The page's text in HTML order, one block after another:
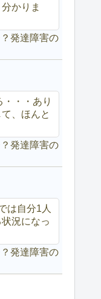
かりま
発達障害の
・・あり
、ほんと
発達障害の
は自分1人
況になっ
発達障害の